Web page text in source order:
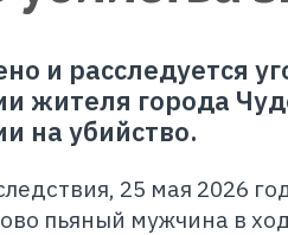
и расследуется
жителя города
на убийство.
25 мая 2026
пьяный мужчина в